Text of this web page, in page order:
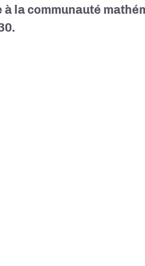
la communauté